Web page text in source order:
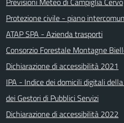
Protezione civile - piano
ATAP SPA - Azienda trasporti
Consorzio Forestale Montagne
Dichiarazione di accessibilità 2021
IPA - Indice dei domicili digitali
dei Gestori di Pubblici Servizi
Dichiarazione di accessibilità 2022